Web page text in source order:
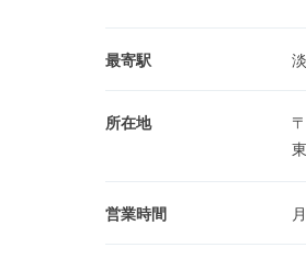
最寄駅
所在地
営業時間